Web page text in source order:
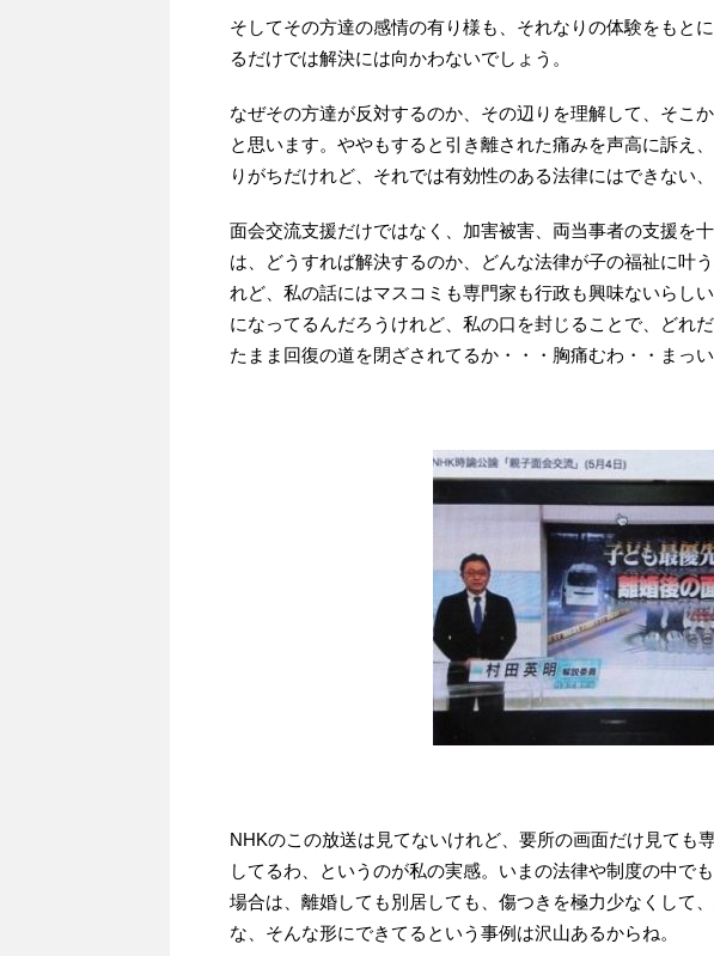
そしてその方達の感情の有り様も、それなりの体験をもと
るだけでは解決には向かわないでしょう。
なぜその方達が反対するのか、その辺りを理解して、そこ
と思います。ややもすると引き離された痛みを声高に訴え
りがちだけれど、それでは有効性のある法律にはできない
面会交流支援だけではなく、加害被害、両当事者の支援を
は、どうすれば解決するのか、どんな法律が子の福祉に叶
れど、私の話にはマスコミも専門家も行政も興味ないらし
になってるんだろうけれど、私の口を封じることで、どれ
たまま回復の道を閉ざされてるか・・・胸痛むわ・・まっい
NHKのこの放送は見てないけれど、要所の画面だけ見ても
してるわ、というのが私の実感。いまの法律や制度の中で
場合は、離婚しても別居しても、傷つきを極力少なくして
な、そんな形にできてるという事例は沢山あるからね。